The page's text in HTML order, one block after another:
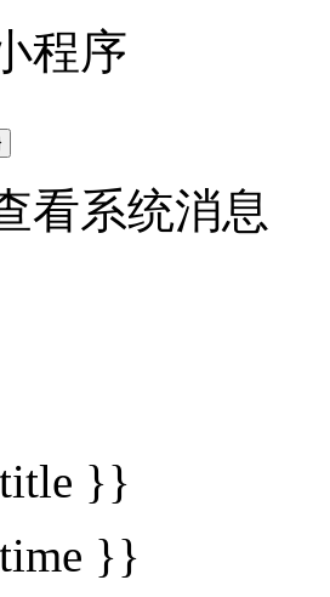
程序
看系统消息
}}
}}